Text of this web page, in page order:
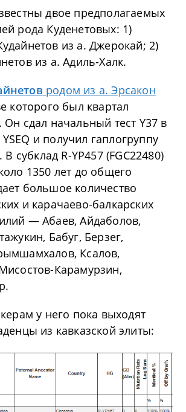
двое предполагаемых
рода Куденетовых: 1)
из а. Джерокай; 2)
из а. Адиль-Халк.
родом из а. Эрсакон
которого был квартал
Он сдал начальный тест Y37 в
и получил гаплогруппу
В субклад R-YP457 (FGC22480)
1350 лет до общего
большое количество
и карачаево-балкарских
— Абаев, Айдаболов,
Бабуг, Берзег,
Ксалов,
Карамурзин,
у него пока выходят
из кавказской элиты: